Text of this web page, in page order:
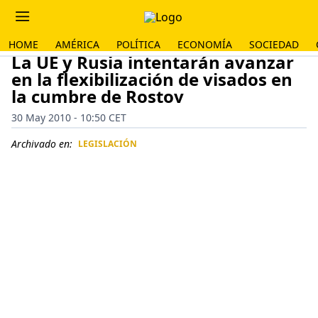
HOME AMÉRICA POLÍTICA ECONOMÍA SOCIEDAD
La UE y Rusia intentarán avanzar
en la flexibilización de visados en
la cumbre de Rostov
30 May 2010 - 10:50 CET
Archivado en: LEGISLACIÓN